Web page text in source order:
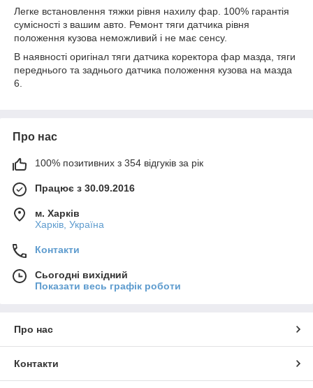
Легке встановлення тяжки рівня нахилу фар. 100% гарантія
сумісності з вашим авто. Ремонт тяги датчика рівня
положення кузова неможливий і не має сенсу.
В наявності оригінал тяги датчика коректора фар мазда, тяги
переднього та заднього датчика положення кузова на мазда
6.
Про нас
100% позитивних з 354 відгуків за рік
Працює з 30.09.2016
м. Харків
Харків, Україна
Контакти
Сьогодні вихідний
Показати весь графік роботи
Про нас
Контакти